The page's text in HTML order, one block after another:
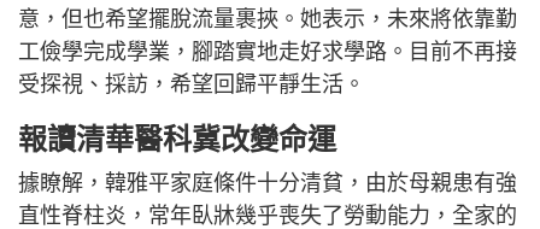
意，但也希望擺脫流量裹挾。她表示，未來將依靠勤
工儉學完成學業，腳踏實地走好求學路。目前不再接
受探視、採訪，希望回歸平靜生活。
報讀清華醫科冀改變命運
據瞭解，韓雅平家庭條件十分清貧，由於母親患有強
直性脊柱炎，常年臥牀幾乎喪失了勞動能力，全家的